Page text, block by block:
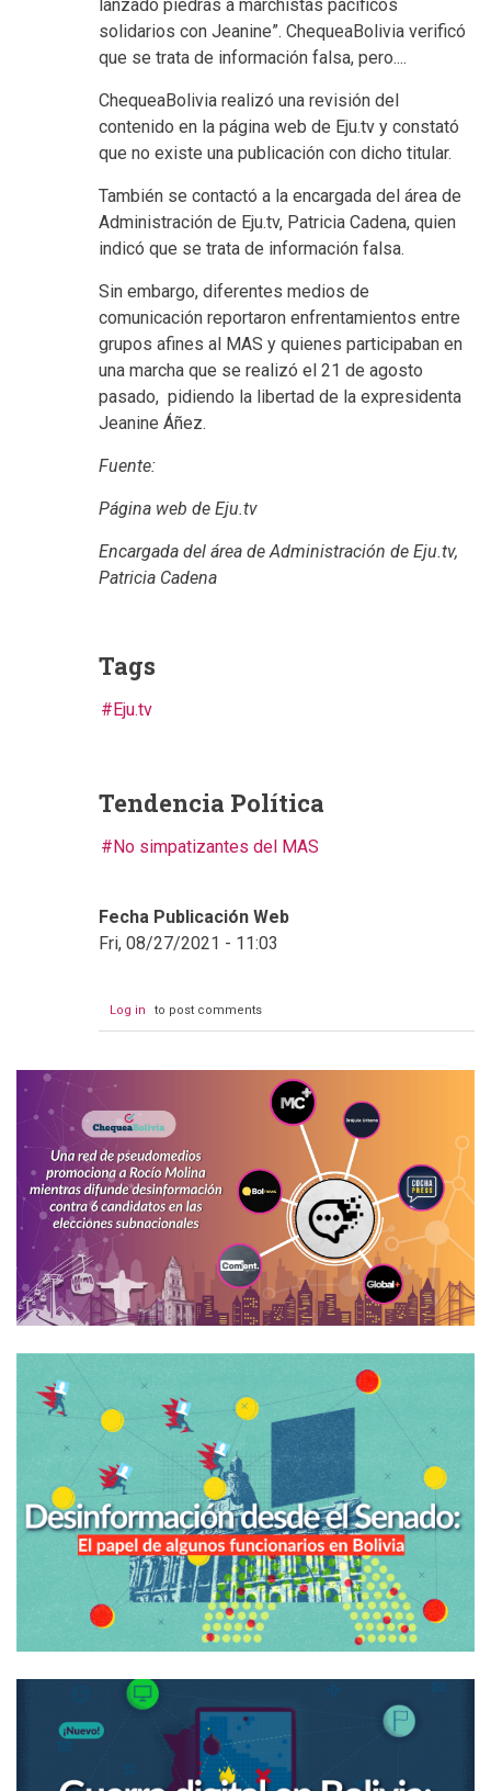
lanzado piedras a marchistas pacíficos
solidarios con Jeanine”. ChequeaBolivia verificó
que se trata de información falsa, pero....
ChequeaBolivia realizó una revisión del
contenido en la página web de Eju.tv y constató
que no existe una publicación con dicho titular.
También se contactó a la encargada del área de
Administración de Eju.tv, Patricia Cadena, quien
indicó que se trata de información falsa.
Sin embargo, diferentes medios de
comunicación reportaron enfrentamientos entre
grupos afines al MAS y quienes participaban en
una marcha que se realizó el 21 de agosto
pasado, pidiendo la libertad de la expresidenta
Jeanine Áñez.
Fuente:
Página web de Eju.tv
Encargada del área de Administración de Eju.tv,
Patricia Cadena
Tags
Eju.tv
Tendencia Política
No simpatizantes del MAS
Fecha Publicación Web
Fri, 08/27/2021 - 11:03
Log in to post comments